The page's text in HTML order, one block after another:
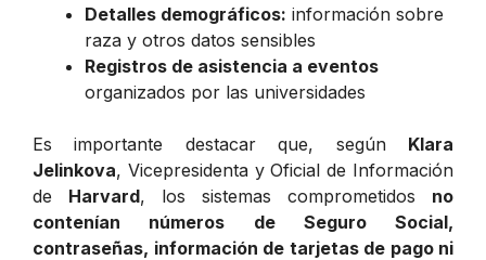
Detalles demográficos: información sobre
raza y otros datos sensibles
Registros de asistencia a eventos
organizados por las universidades
Es importante destacar que, según Klara
Jelinkova, Vicepresidenta y Oficial de Información
de Harvard, los sistemas comprometidos no
contenían números de Seguro Social,
contraseñas, información de tarjetas de pago ni